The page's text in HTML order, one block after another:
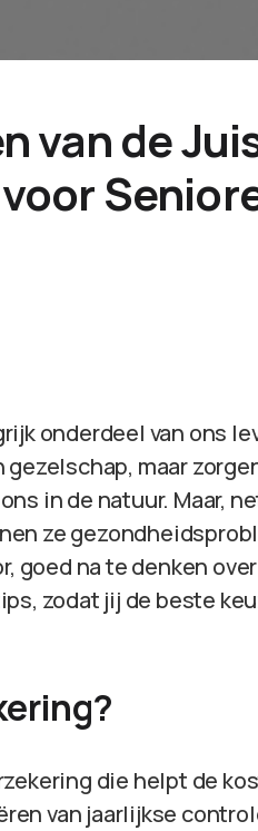
van de
onderdeel van ons
maar
in de natuur. Maar,
ze
goed na te denken
zodat jij de beste
die helpt de
van jaarlijkse